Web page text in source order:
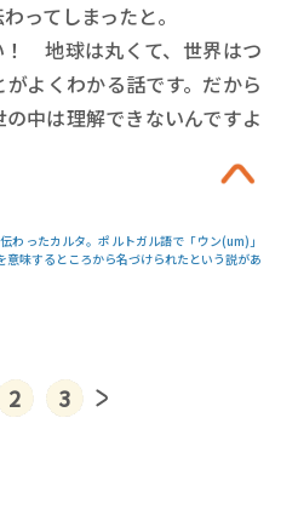
ってしまったと。
！ 地球は丸くて、世界はつ
よくわかる話です。だから
中は理解できないんですよ
わったカルタ。ポルトガル語で「ウン(um)」
味するところから名づけられたという説があ
2 3